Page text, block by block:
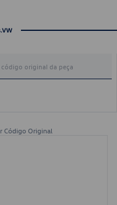
Código Original